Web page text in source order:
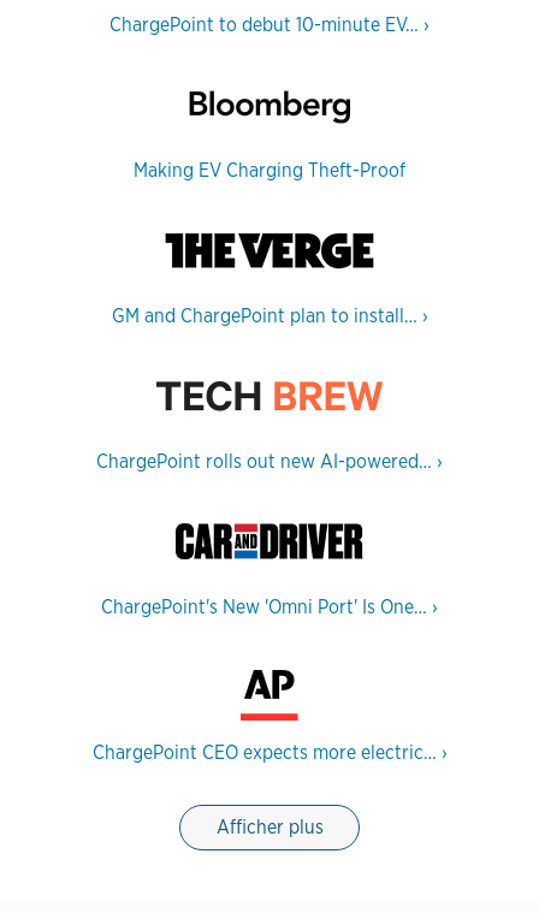
ChargePoint to debut 10-minute EV… ›
Making EV Charging Theft-Proof
GM and ChargePoint plan to install… ›
ChargePoint rolls out new AI-powered… ›
ChargePoint's New 'Omni Port' Is One… ›
ChargePoint CEO expects more electric… ›
Afficher plus